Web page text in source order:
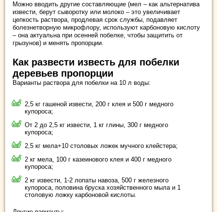
Можно вводить другие составляющие (мел – как альтернатива
извести, берут сыворотку или молоко – это увеличивает
цепкость раствора, продлевая срок службы, подавляет
болезнетворную микрофлору, используют карбоновую кислоту
– она актуальна при осенней побелке, чтобы защитить от
грызунов) и менять пропорции.
Как развести известь для побелки
деревьев пропорции
Варианты раствора для побелки на 10 л воды:
2,5 кг гашеной извести, 200 г клея и 500 г медного
купороса;
От 2 до 2,5 кг извести, 1 кг глины, 300 г медного
купороса;
2,5 кг мела+10 столовых ложек мучного клейстера;
2 кг мела, 100 г казеинового клея и 400 г медного
купороса;
2 кг извести, 1-2 лопаты навоза, 500 г железного
купороса, половина бруска хозяйственного мыла и 1
столовую ложку карбоновой кислоты.